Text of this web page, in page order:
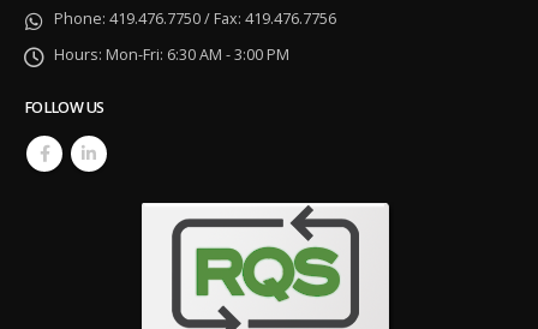
Phone: 419.476.7750 / Fax: 419.476.7756
Hours: Mon-Fri: 6:30 AM - 3:00 PM
FOLLOW US